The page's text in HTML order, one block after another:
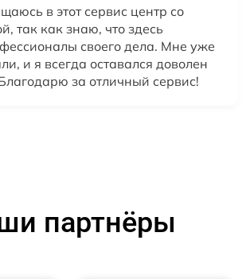
в этот сервис центр со
так как знаю, что здесь
своего дела. Мне уже
и я всегда оставался доволен
за отличный сервис!
партнёры